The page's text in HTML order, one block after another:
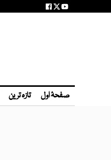
صفحۂ اول تازہ ترین